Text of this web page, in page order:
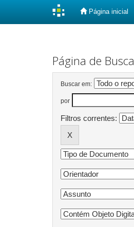
Página inicial
Página de Busca
Buscar em:
por
Filtros correntes: